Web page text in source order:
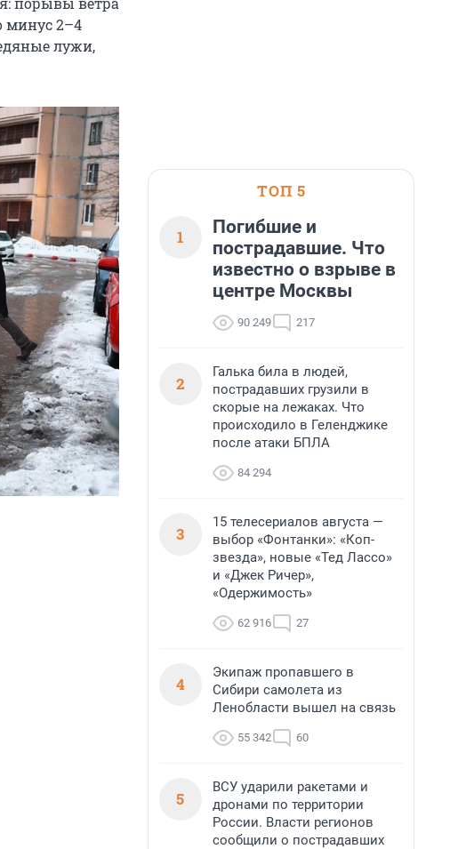
минус 2–4
лужи,
ТОП 5
1
Погибшие и
пострадавшие. Что
известно о взрыве в
центре Москвы
90 249 217
2
Галька била в людей,
пострадавших грузили в
скорые на лежаках. Что
происходило в Геленджике
после атаки БПЛА
84 294
3
15 телесериалов августа —
выбор «Фонтанки»: «Коп-
звезда», новые «Тед Лассо»
и «Джек Ричер»,
«Одержимость»
62 916 27
4
Экипаж пропавшего в
Сибири самолета из
Ленобласти вышел на связь
55 342 60
5
ВСУ ударили ракетами и
дронами по территории
России. Власти регионов
сообщили о пострадавших